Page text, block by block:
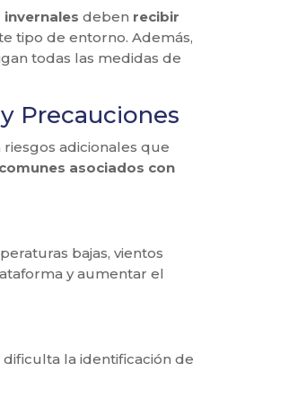
deben recibir
tipo de entorno. Además,
todas las medidas de
Precauciones
adicionales que
asociados con
bajas, vientos
y aumentar el
la identificación de